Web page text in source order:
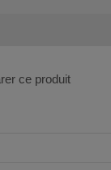
ce produit